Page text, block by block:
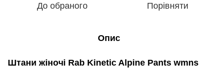
До обраного Порівняти
Опис
Штани жіночі Rab Kinetic Alpine Pants wmns